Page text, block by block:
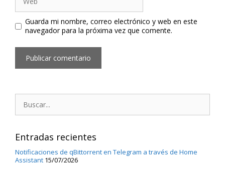
Guarda mi nombre, correo electrónico y web en este
navegador para la próxima vez que comente.
Buscar:
Entradas recientes
Notificaciones de qBittorrent en Telegram a través de Home
Assistant 15/07/2026